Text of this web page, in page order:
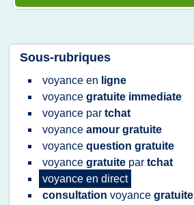
Sous-rubriques
voyance en ligne
voyance gratuite immediate
voyance par tchat
voyance amour gratuite
voyance question gratuite
voyance gratuite par tchat
voyance en direct
consultation voyance gratuite